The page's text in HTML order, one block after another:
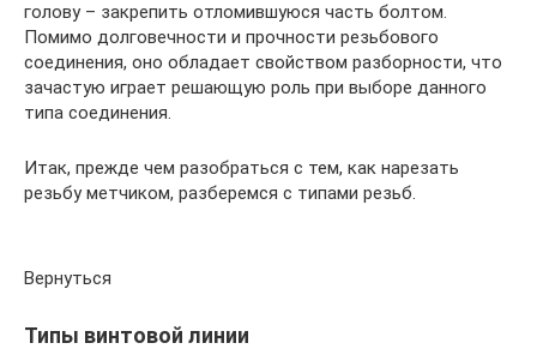
голову – закрепить отломившуюся часть болтом.
Помимо долговечности и прочности резьбового
соединения, оно обладает свойством разборности, что
зачастую играет решающую роль при выборе данного
типа соединения.
Итак, прежде чем разобраться с тем, как нарезать
резьбу метчиком, разберемся с типами резьб.
Вернуться
Типы винтовой линии